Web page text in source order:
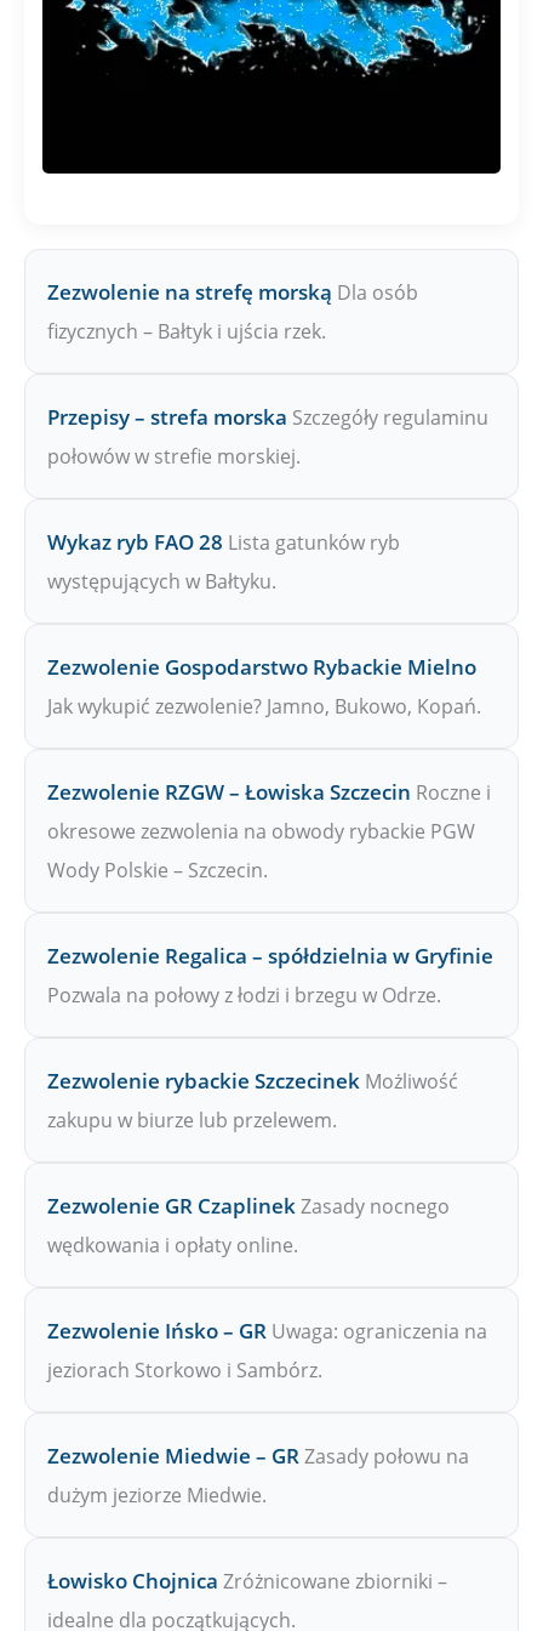
Zezwolenie na strefę morską Dla osób
fizycznych – Bałtyk i ujścia rzek.
Przepisy – strefa morska Szczegóły regulaminu
połowów w strefie morskiej.
Wykaz ryb FAO 28 Lista gatunków ryb
występujących w Bałtyku.
Zezwolenie Gospodarstwo Rybackie Mielno
Jak wykupić zezwolenie? Jamno, Bukowo, Kopań.
Zezwolenie RZGW – Łowiska Szczecin Roczne i
okresowe zezwolenia na obwody rybackie PGW
Wody Polskie – Szczecin.
Zezwolenie Regalica – spółdzielnia w Gryfinie
Pozwala na połowy z łodzi i brzegu w Odrze.
Zezwolenie rybackie Szczecinek Możliwość
zakupu w biurze lub przelewem.
Zezwolenie GR CzaplinekZasady nocnego
wędkowania i opłaty online.
Zezwolenie Ińsko – GR Uwaga: ograniczenia na
jeziorach Storkowo i Sambórz.
Zezwolenie Miedwie – GRZasady połowu na
dużym jeziorze Miedwie.
Łowisko Chojnica Zróżnicowane zbiorniki –
idealne dla początkujących.